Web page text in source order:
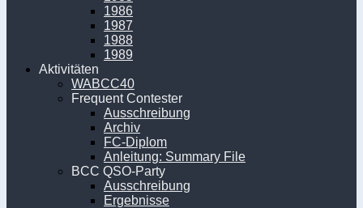
1986
1987
1988
1989
Aktivitäten
WABCC40
Frequent Contester
Ausschreibung
Archiv
FC-Diplom
Anleitung: Summary File
BCC QSO-Party
Ausschreibung
Ergebnisse